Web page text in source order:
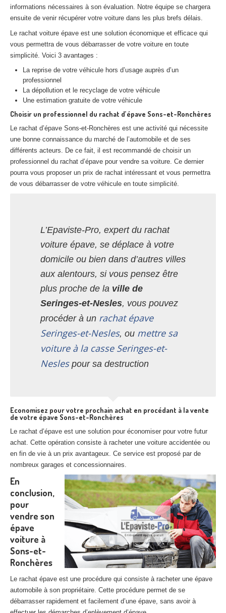
RACHATVÉHICULES
01 83 64 20 40
informations nécessaires à son évaluation. Notre équipe se chargera
ensuite de venir récupérer votre voiture dans les plus brefs délais.
Le rachat voiture épave est une solution économique et efficace qui
vous permettra de vous débarrasser de votre voiture en toute
simplicité. Voici 3 avantages :
La reprise de votre véhicule hors d’usage auprès d’un
professionnel
La dépollution et le recyclage de votre véhicule
Une estimation gratuite de votre véhicule
Choisir un professionnel du rachat d’épave Sons-et-Ronchères
Le rachat d’épave Sons-et-Ronchères est une activité qui nécessite
une bonne connaissance du marché de l’automobile et de ses
différents acteurs. De ce fait, il est recommandé de choisir un
professionnel du rachat d’épave pour vendre sa voiture. Ce dernier
pourra vous proposer un prix de rachat intéressant et vous permettra
de vous débarrasser de votre véhicule en toute simplicité.
L’Epaviste-Pro, expert du rachat
voiture épave, se déplace à votre
domicile ou bien dans d’autres villes
aux alentours, si vous pensez être
plus proche de la ville de
Seringes-et-Nesles, vous pouvez
procéder à un rachat épave
Seringes-et-Nesles, ou mettre sa
voiture à la casse Seringes-et-
Neslespour sa destruction
Economisez pour votre prochain achat en procédant à la vente
de votre épave Sons-et-Ronchères
Le rachat d’épave est une solution pour économiser pour votre futur
achat. Cette opération consiste à racheter une voiture accidentée ou
en fin de vie à un prix avantageux. Ce service est proposé par de
nombreux garages et concessionnaires.
En
conclusion,
pour
vendre son
épave
voiture à
Sons-et-
Ronchères
Le rachat épave est une procédure qui consiste à racheter une épave
automobile à son propriétaire. Cette procédure permet de se
débarrasser rapidement et facilement d’une épave, sans avoir à